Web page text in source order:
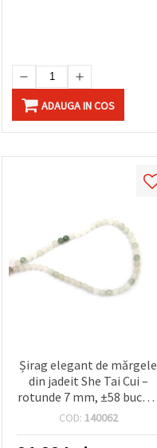
ADAUGA IN COS
Șirag elegant de mărgele
din jadeit She Tai Cui –
rotunde 7 mm, ±58 bucăți,
perfect pentru designuri
unice și stilate
COD: 140062